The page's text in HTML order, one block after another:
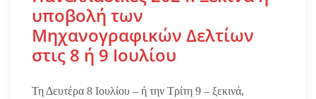
υποβολή των
Μηχανογραφικών Δελτίων
στις 8 ή 9 Ιουλίου
Τη Δευτέρα 8 Ιουλίου – ή την Τρίτη 9 – ξεκινά,